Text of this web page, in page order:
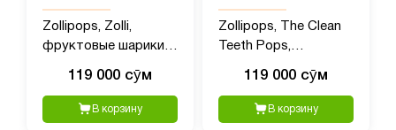
Zollipops, Zolli,
фруктовые шарики,
119 000 сӯм
В корзину
Zollipops, The Clean
Teeth Pops,
фрукты, 147 гр (5,2
унции)
119 000 сӯм
В корзину